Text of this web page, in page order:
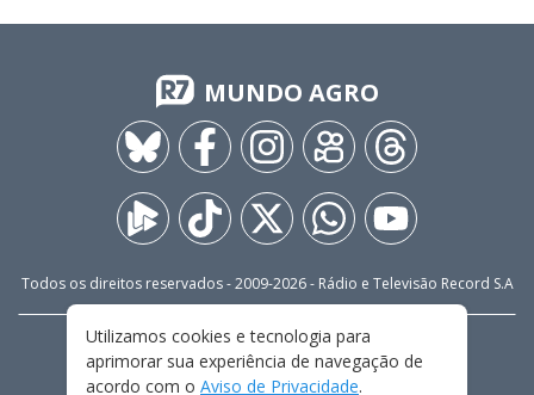
MUNDO AGRO
Todos os direitos reservados - 2009-2026- Rádio e Televisão Record S.A
FALE CONOSCO
PRIVACIDADE
TERMOS E CONDIÇÕES DE USO
Utilizamos cookies e tecnologia para
aprimorar sua experiência de navegação de
acordo com o Aviso de Privacidade.